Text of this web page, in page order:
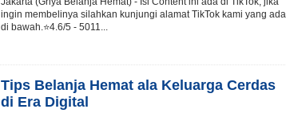
ingin membelinya silahkan kunjungi alamat TikTok kami yang ada
di bawah.⭐4.6/5 - 5011...
Tips Belanja Hemat ala Keluarga Cerdas
di Era Digital